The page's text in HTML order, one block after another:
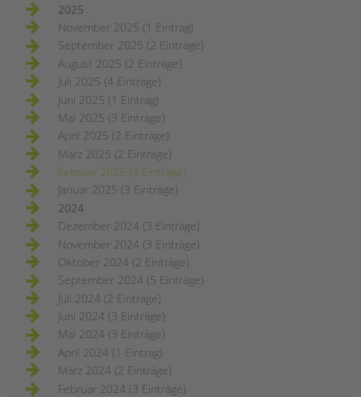
2025
November 2025 (1 Eintrag)
September 2025 (2 Einträge)
August 2025 (2 Einträge)
Juli 2025 (4 Einträge)
Juni 2025 (1 Eintrag)
Mai 2025 (3 Einträge)
April 2025 (2 Einträge)
März 2025 (2 Einträge)
Februar 2025 (3 Einträge)
Januar 2025 (3 Einträge)
2024
Dezember 2024 (3 Einträge)
November 2024 (3 Einträge)
Oktober 2024 (2 Einträge)
September 2024 (5 Einträge)
Juli 2024 (2 Einträge)
Juni 2024 (3 Einträge)
Mai 2024 (3 Einträge)
April 2024 (1 Eintrag)
März 2024 (2 Einträge)
Februar 2024 (3 Einträge)